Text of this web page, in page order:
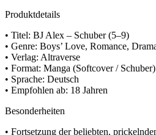
Produktdetails
• Titel: BJ Alex – Schuber (5–9)
• Genre: Boys’ Love, Romance,
• Verlag: Altraverse
• Format: Manga (Softcover / Schuber)
• Sprache: Deutsch
• Empfohlen ab: 18 Jahren
Besonderheiten
• Fortsetzung der beliebten,